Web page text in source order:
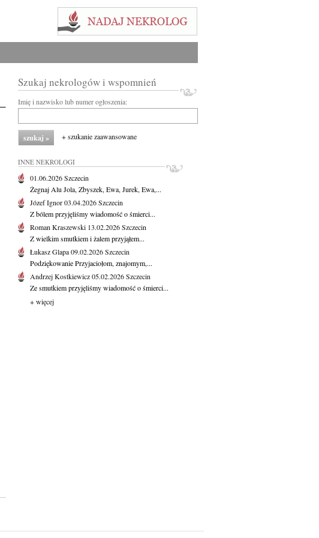
Szukaj nekrologów i wspomnień
Imię i nazwisko lub numer ogłoszenia:
+ szukanie zaawansowane
INNE NEKROLOGI
01.06.2026Szczecin
Żegnaj Alu Jola, Zbyszek, Ewa, Jurek, Ewa,...
Józef Ignor03.04.2026Szczecin
Z bólem przyjęliśmy wiadomość o śmierci...
Roman Kraszewski 13.02.2026Szczecin
Z wielkim smutkiem i żalem przyjąłem...
Łukasz Glapa09.02.2026Szczecin
Podziękowanie Przyjaciołom, znajomym,...
Andrzej Kostkiewicz05.02.2026Szczecin
Ze smutkiem przyjęliśmy wiadomość o śmierci...
+ więcej